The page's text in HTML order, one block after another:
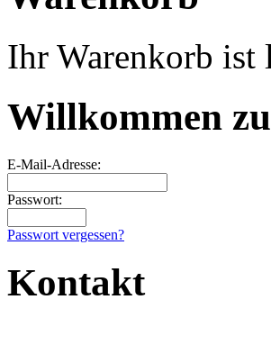
Ihr Warenkorb ist
Willkommen
E-Mail-Adresse:
Passwort:
Passwort vergessen?
Kontakt